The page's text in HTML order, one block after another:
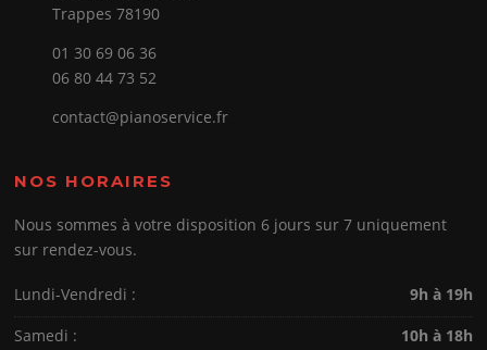
Trappes 78190
01 30 69 06 36
06 80 44 73 52
contact@pianoservice.fr
NOS HORAIRES
Nous sommes à votre disposition 6 jours sur 7 uniquement
sur rendez-vous.
Lundi-Vendredi :
9h à 19h
Samedi :
10h à 18h